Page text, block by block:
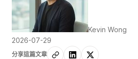
Kevin Wong
2026-07-29
分享這篇文章